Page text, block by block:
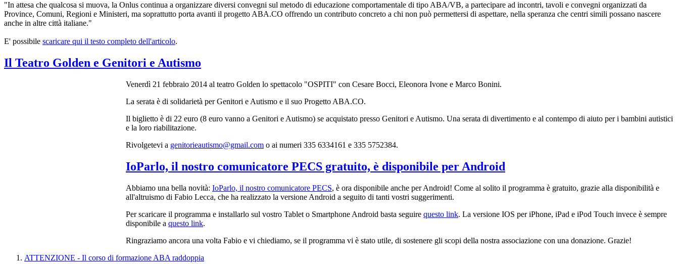
"In attesa che qualcosa si muova, la Onlus continua a organizzare diversi convegni sul metodo di educazione comportamentale di tipo ABA/VB, a partecipare ad incontri, tavoli e convegni organizzati da
Province, Comuni, Regioni e Ministeri, ma soprattutto porta avanti il progetto ABA.CO offrendo un contributo concreto a chi non può permettersi di aspettare, nella speranza che centri simili possano nascere
anche in altre città italiane."
E' possibile scaricare qui il testo completo dell'articolo.
Il Teatro Golden e Genitori e Autismo
Venerdì 21 febbraio 2014 al teatro Golden lo spettacolo "OSPITI" con Cesare Bocci, Eleonora Ivone e Marco Bonini.
La serata è di solidarietà per Genitori e Autismo e il suo Progetto ABA.CO.
Il biglietto è di 22 euro (8 euro vanno a Genitori e Autismo) se acquistato presso Genitori e Autismo. Una serata di divertimento e al contempo di aiuto per i bambini autistici
e la loro riabilitazione.
Rivolgetevi a genitorieautismo@gmail.com o ai numeri 335 6334161 e 335 5752384.
IoParlo, il nostro comunicatore PECS gratuito, è disponibile per Android
Abbiamo una bella novità: IoParlo, il nostro comunicatore PECS, è ora disponibile anche per Android! Come al solito il programma è gratuito, grazie alla disponibilità e
all'altruismo di Fabio Lecca, che ha realizzato la versione Android a seguito di tanti vostri suggerimenti.
Per scaricare il programma e installarlo sul vostro Tablet o Smartphone Android basta seguire questo link. La versione IOS per iPhone, iPad e iPod Touch invece è sempre
disponibile a questo link.
Ringraziamo ancora una volta Fabio e vi chiediamo, se il programma vi è stato utile, di sostenere gli scopi della nostra associazione con una donazione. Grazie!
ATTENZIONE - Il corso di formazione ABA raddoppia